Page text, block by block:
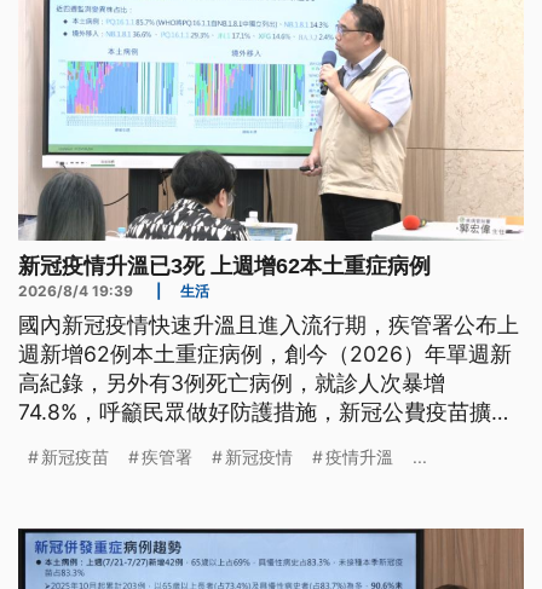
新冠疫情升溫已3死 上週增62本土重症病例
2026/8/4 19:39 生活
國內新冠疫情快速升溫且進入流行期，疾管署公布上
週新增62例本土重症病例，創今（2026）年單週新
高紀錄，另外有3例死亡病例，就診人次暴增
74.8%，呼籲民眾做好防護措施，新冠公費疫苗擴大
新冠疫苗 疾管署 新冠疫情 疫情升溫 ...